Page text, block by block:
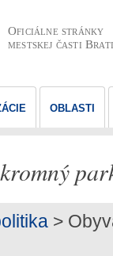
Oficiálne stránky
mestskej časti
OBLASTI
>